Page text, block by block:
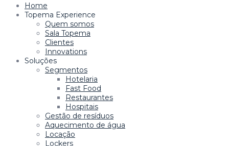
Home
Topema Experience
Quem somos
Sala Topema
Clientes
Innovations
Soluções
Segmentos
Hotelaria
Fast Food
Restaurantes
Hospitais
Gestão de resíduos
Aquecimento de água
Locação
Lockers